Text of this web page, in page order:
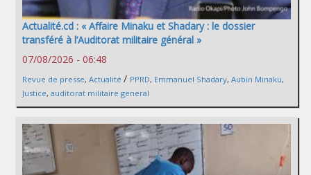
Actualité.cd : « Affaire Minaku et Shadary : le dossier
transféré à l’Auditorat militaire général »
07/08/2026 - 06:48
Revue de presse, Actualité / PPRD, Emmanuel Shadary, Aubin Minaku,
Justice, auditorat militaire general